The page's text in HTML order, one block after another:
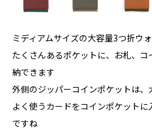
ミディアムサイズの大容量3つ折ウ
たくさんあるポケットに、お札、
納できます
外側のジッパーコインポケットは
よく使うカードをコインポケット
ですね